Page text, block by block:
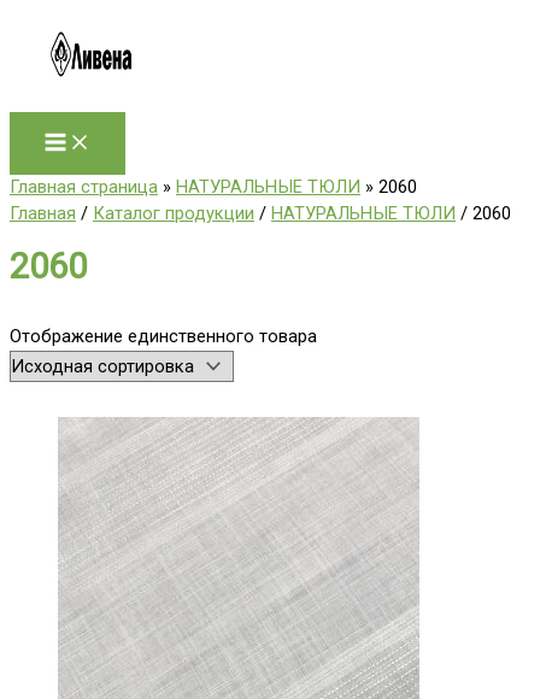
содержимому
Главная страница » НАТУРАЛЬНЫЕ ТЮЛИ » 2060
Главная / Каталог продукции / НАТУРАЛЬНЫЕ ТЮЛИ / 2060
2060
Отображение единственного товара